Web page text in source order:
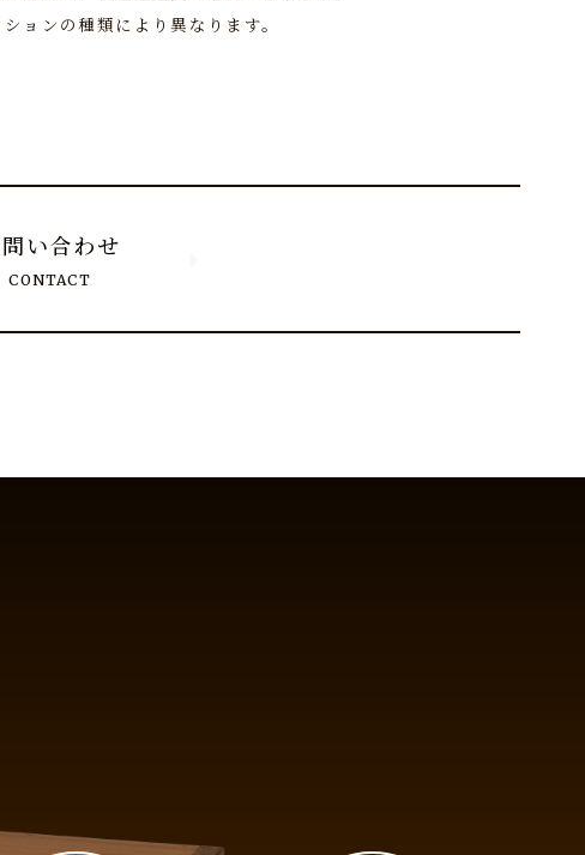
ョンの種類により異なります。
い合わせ
CONTACT